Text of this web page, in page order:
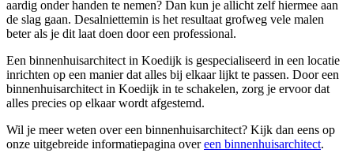
aardig onder handen te nemen? Dan kun je allicht zelf hiermee aan
de slag gaan. Desalniettemin is het resultaat grofweg vele malen
beter als je dit laat doen door een professional.
Een binnenhuisarchitect in Koedijk is gespecialiseerd in een locatie
inrichten op een manier dat alles bij elkaar lijkt te passen. Door een
binnenhuisarchitect in Koedijk in te schakelen, zorg je ervoor dat
alles precies op elkaar wordt afgestemd.
Wil je meer weten over een binnenhuisarchitect? Kijk dan eens op
onze uitgebreide informatiepagina overeen binnenhuisarchitect.